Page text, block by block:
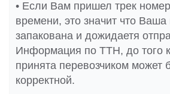
• Если Вам пришел трек
времени, это значит что
запакована и дожидаетя
Информация по ТТН, до того
принята перевозчиком может
корректной.